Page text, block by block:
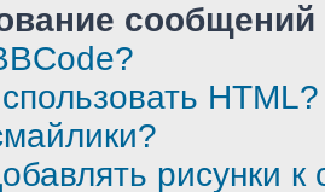
HTML?
рисунки